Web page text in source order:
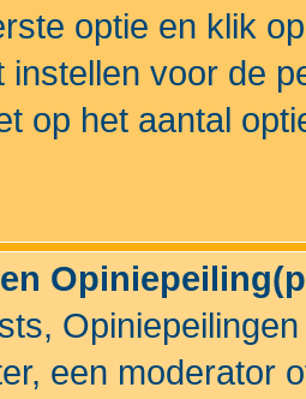
optie en klik
instellen voor de
op het aantal
een moderator